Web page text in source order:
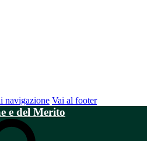
navigazione Vai al footer
e del Merito